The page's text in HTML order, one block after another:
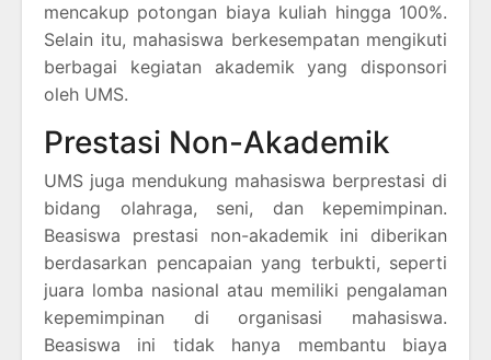
mencakup potongan biaya kuliah hingga 100%.
Selain itu, mahasiswa berkesempatan mengikuti
berbagai kegiatan akademik yang disponsori
oleh UMS.
Prestasi Non-Akademik
UMS juga mendukung mahasiswa berprestasi di
bidang olahraga, seni, dan kepemimpinan.
Beasiswa prestasi non-akademik ini diberikan
berdasarkan pencapaian yang terbukti, seperti
juara lomba nasional atau memiliki pengalaman
kepemimpinan di organisasi mahasiswa.
Beasiswa ini tidak hanya membantu biaya